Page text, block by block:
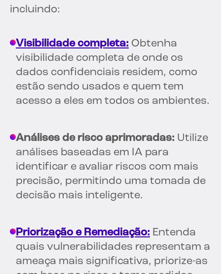
incluindo:
Visibilidade completa: Obtenha
visibilidade completa de onde os
dados confidenciais residem, como
estão sendo usados e quem tem
acesso a eles em todos os ambientes.
Análises de risco aprimoradas: Utilize
análises baseadas em IA para
identificar e avaliar riscos com mais
precisão, permitindo uma tomada de
decisão mais inteligente.
Priorização e Remediação: Entenda
quais vulnerabilidades representam a
ameaça mais significativa, priorize-as